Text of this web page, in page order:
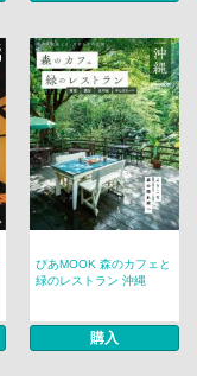
ぴあMOOK 森のカフェと
緑のレストラン 沖縄
購入